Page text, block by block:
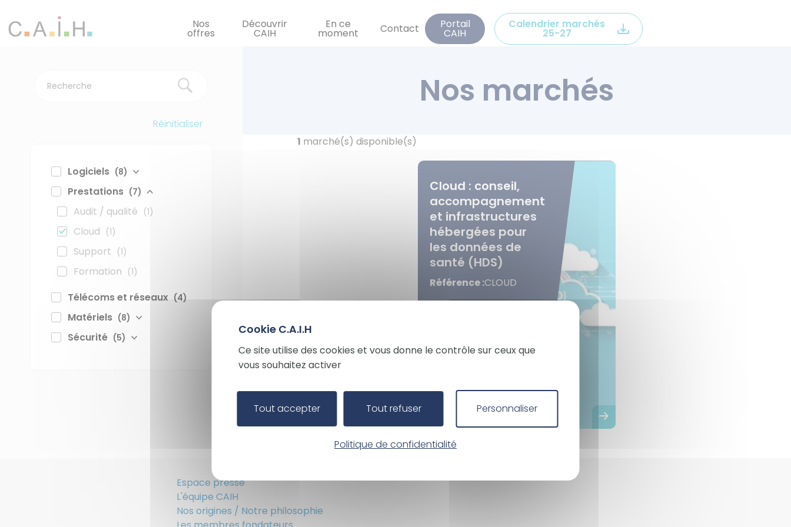
Ce site utilise des cookies et vous donne le contrôle sur ceux que
vous souhaitez activer
Tout accepter Tout refuser Personnaliser
Politique de confidentialité
au
contenu
Nos
offres
Découvrir
CAIH
En ce
moment Contact Portail
CAIH
Calendrier marchés
25-27
Réinitialiser
Logiciels (8)
Prestations (7)
Audit / qualité (1)
Cloud (1)
Support (1)
Formation (1)
Télécoms et réseaux (4)
Matériels (8)
Sécurité (5)
Nos marchés
1 marché(s) disponible(s)
Cloud : conseil,
accompagnement
et infrastructures
hébergées pour
les données de
santé (HDS)
Référence :CLOUD
l’accès clé en main à une
gamme très large
données ou vos
applications. L’ensemble
des lots intègre : Des unités
Cloud
Espace presse
L'équipe CAIH
Nos origines / Notre philosophie